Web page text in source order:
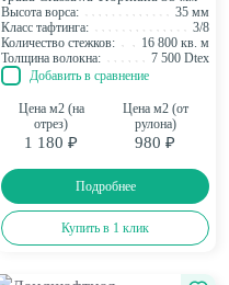
Высота ворса:
35 мм
Класс тафтинга:
3/8
Количество стежков:
16 800 кв. м
Толщина волокна:
7 500 Dtex
Добавить в сравнение
Цена м2 (на
отрез)
1 180 ₽
Цена м2 (от
рулона)
980 ₽
Подробнее
Купить в 1 клик